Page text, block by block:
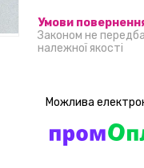
Законом не
належної якості